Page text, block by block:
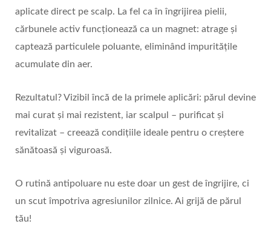
aplicate direct pe scalp. La fel ca în îngrijirea pielii,
cărbunele activ funcționează ca un magnet: atrage și
captează particulele poluante, eliminând impuritățile
acumulate din aer.
Rezultatul? Vizibil încă de la primele aplicări: părul devine
mai curat și mai rezistent, iar scalpul – purificat și
revitalizat – creează condițiile ideale pentru o creștere
sănătoasă și viguroasă.
O rutină antipoluare nu este doar un gest de îngrijire, ci
un scut împotriva agresiunilor zilnice. Ai grijă de părul
tău!